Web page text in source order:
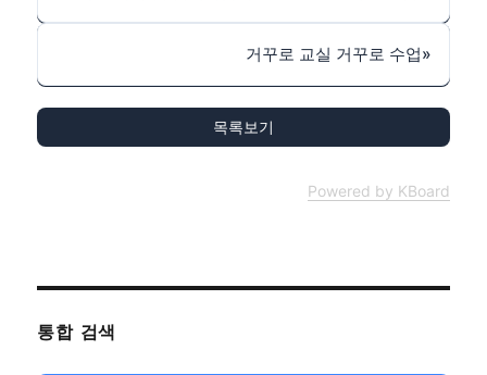
거꾸로 교실 거꾸로 수업»
목록보기
Powered by KBoard
통합 검색